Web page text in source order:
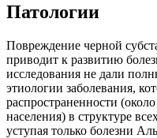
Патологии
Повреждение черной
приводит к развитию
исследования не дали
этиологии заболевания,
распространенности
населения) в структуре
уступая только болезни